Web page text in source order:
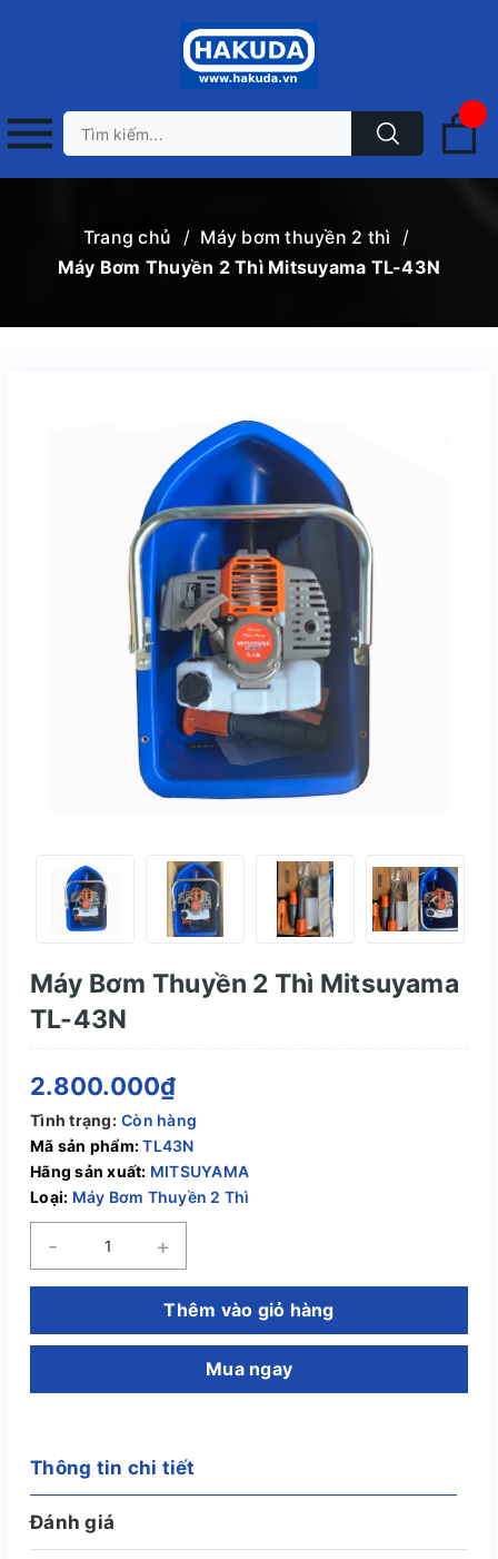
Trang chủ / Máy bơm thuyền 2 thì
/
Máy Bơm Thuyền 2 Thì Mitsuyama TL-43N
Máy Bơm Thuyền 2 Thì Mitsuyama
TL-43N
2.800.000₫
Tình trạng: Còn hàng
Mã sản phẩm:TL43N
Hãng sản xuất: MITSUYAMA
Loại: Máy Bơm Thuyền 2 Thì
- +
Thêm vào giỏ hàng
Mua ngay
Thông tin chi tiết
Đánh giá